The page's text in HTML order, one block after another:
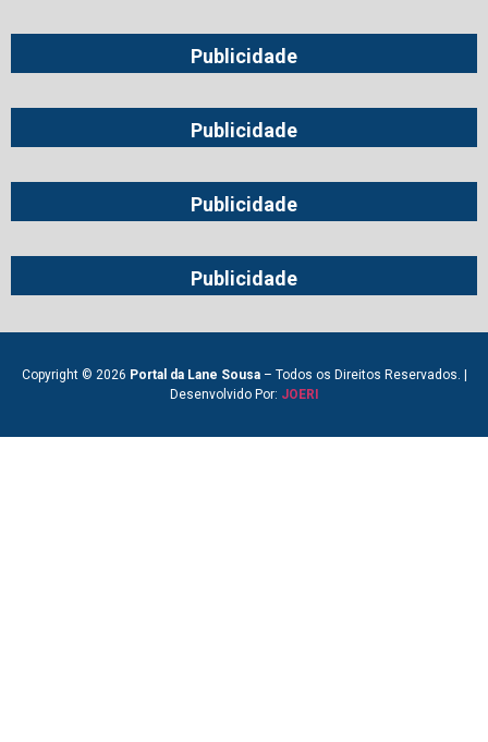
Publicidade
Publicidade
Publicidade
Publicidade
Copyright © 2026 Portal da Lane Sousa– Todos os Direitos Reservados. |
Desenvolvido Por: JOERI